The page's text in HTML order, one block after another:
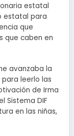
estatal
estatal para
que
que caben en
avanzaba la
leerlo las
de Irma
Sistema DIF
en las niñas,